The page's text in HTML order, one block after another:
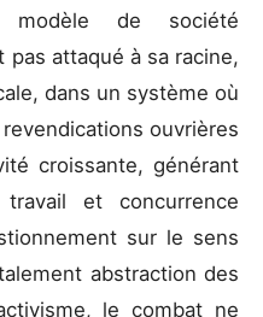
modèle de société
pas attaqué à sa racine,
dans un système où
ouvrières
croissante, générant
et concurrence
sur le sens
abstraction des
le combat ne